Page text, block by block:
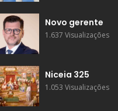
Novo gerente
1.637 Visualizações
Niceia 325
1.053 Visualizações